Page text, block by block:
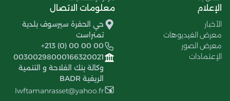
الإعلام
الأخبار
معرض الفيديوهات
معرض الصور
الإعتمادات
معلومات الاتصال
حي الحفرة سيرسوف بلدية
تمنراست
+213 (0) 00 00 00
00300298000166320021
وكالة بنك الفلاحة و التنمية
الريفية BADR
lwftamanrasset@yahoo.fr